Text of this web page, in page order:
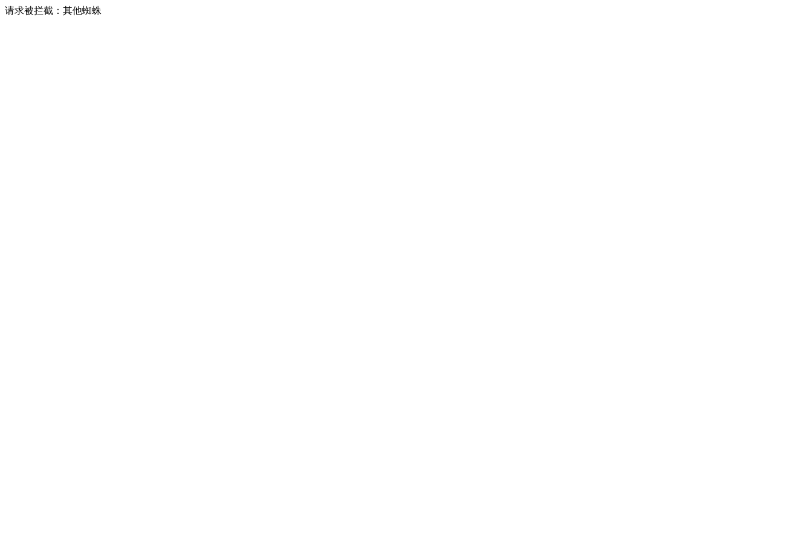
请求被拦截：其他蜘蛛